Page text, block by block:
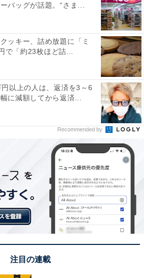
バッグが話題。“さま...
ッキー、詰め放題に「ミ
で「約23枚ほど詰...
以上の人は、返済を3～6
に減額してから返済...
Recommended by
注目の連載